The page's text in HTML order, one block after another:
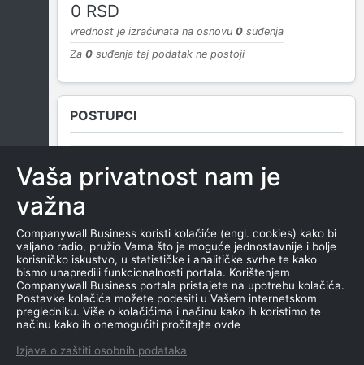
0 RSD
vrednost je izračunata na osnovu 0 suđenja
Za 0 suđenja taj podatak ne postoji
POSTUPCI
NEMA SUDSKIH OBJAVA
ROČIŠTA
NEMA SUDSKIH OBJAVA
Vaša privatnost nam je
važna
Companywall Business koristi kolačiće (engl. cookies) kako bi
valjano radio, pružio Vama što je moguće jednostavnije i bolje
korisničko iskustvo, u statističke i analitičke svrhe te kako
bismo unapredili funkcionalnosti portala. Korištenjem
Companywall Business portala pristajete na upotrebu kolačića.
Postavke kolačića možete podesiti u Vašem internetskom
pregledniku. Više o kolačićima i načinu kako ih koristimo te
načinu kako ih onemogućiti pročitajte ovde
Izjava o zaštiti osobnih podataka